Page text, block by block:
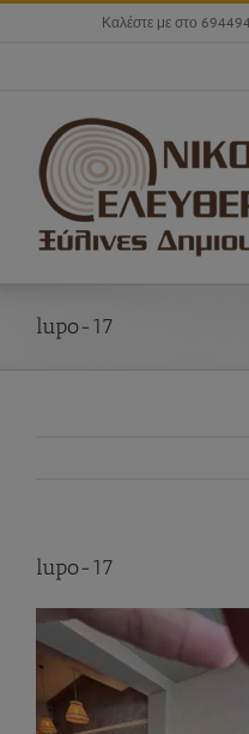
Skip
Καλέστε με στο
lupo-17
lupo-17